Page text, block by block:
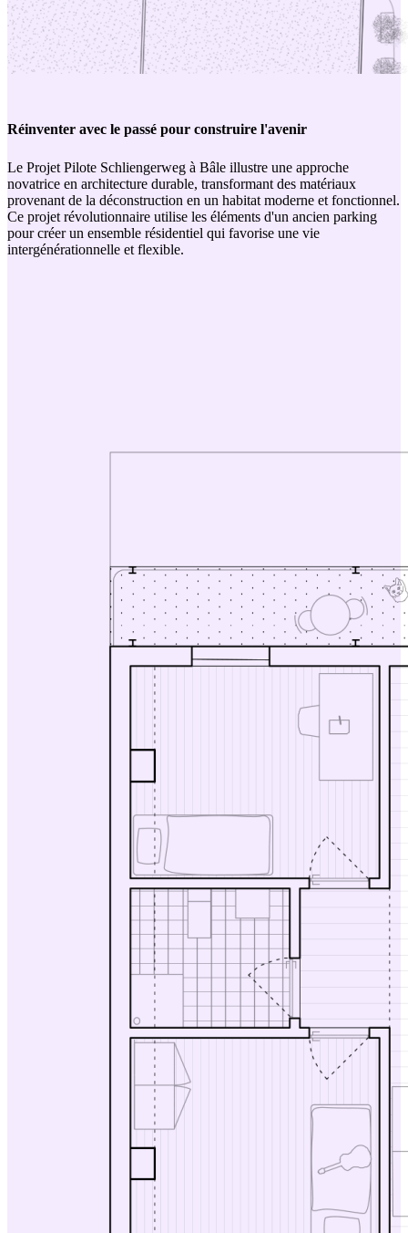
Réinventer avec le passé pour construire l'avenir
Le Projet Pilote Schliengerweg à Bâle illustre une approche
novatrice en architecture durable, transformant des matériaux
provenant de la déconstruction en un habitat moderne et fonctionnel.
Ce projet révolutionnaire utilise les éléments d'un ancien parking
pour créer un ensemble résidentiel qui favorise une vie
intergénérationnelle et flexible.